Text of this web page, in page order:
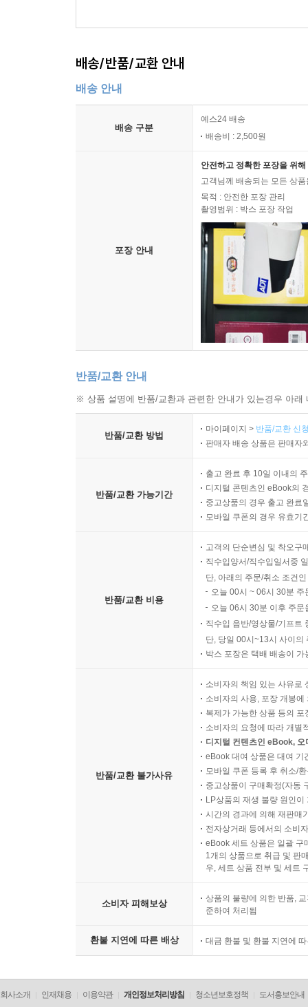
배송/반품/교환 안내
배송 안내
배송 구분
예스24 배송
배송비 : 2,500원
포장 안내
안전하고 정확한 포장을 위
고객님께 배송되는 모든 상
목적 : 안전한 포장 관리
촬영범위 : 박스 포장 작업
반품/교환 안내
※ 상품 설명에 반품/교환과 관련한 안내가 있는경우 아
반품/교환 방법
마이페이지 > 반품/교환 신
판매자 배송 상품은 판매자
반품/교환 가능기간
출고 완료 후 10일 이내의
디지털 콘텐츠인 eBook의
중고상품의 경우 출고 완료
모바일 쿠폰의 경우 유효기
반품/교환 비용
고객의 단순변심 및 착오구
직수입양서/직수입일서중
단, 아래의 주문/취소 조건
오늘 00시 ~ 06시 30분
오늘 06시 30분 이후 주
직수입 음반/영상물/기프트
단, 당일 00시~13시 사이의
박스 포장은 택배 배송이
반품/교환 불가사유
소비자의 책임 있는 사유로
소비자의 사용, 포장 개봉
복제가 가능한 상품 등의
소비자의 요청에 따라 개별
디지털 컨텐츠인 eBook,
eBook 대여 상품은 대여 기
모바일 쿠폰 등록 후 취소/
중고상품이 구매확정(자동
LP상품의 재생 불량 원인
시간의 경과에 의해 재판매
전자상거래 등에서의 소비
eBook 세트 상품은 일괄 구
1개의 상품으로 취급 및 판
우, 세트 상품 전부 및 세트
소비자 피해보상
상품의 불량에 의한 반품,
준하여 처리됨
환불 지연에 따른 배상 대금 환불 및 환불 지연에
회사소개 인재채용 이용약관 개인정보처리방침 청소년보호정책 도서홍보안내